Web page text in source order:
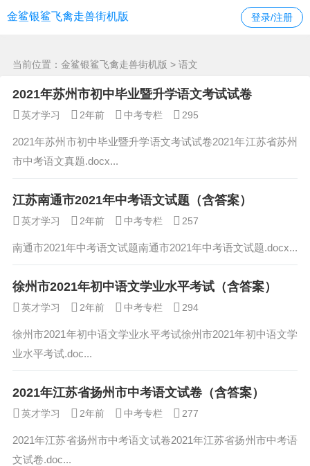
金鲨银鲨飞禽走兽街机版
登录/注册
当前位置： 金鲨银鲨飞禽走兽街机版 > 语文
2021年苏州市初中毕业暨升学语文考试试卷
英才学习 2年前 中考专栏 295
2021年苏州市初中毕业暨升学语文考试试卷2021年江苏省苏州
市中考语文真题.docx...
江苏南通市2021年中考语文试题（含答案）
英才学习 2年前 中考专栏 257
南通市2021年中考语文试题南通市2021年中考语文试题.docx...
徐州市2021年初中语文学业水平考试（含答案）
英才学习 2年前 中考专栏 294
徐州市2021年初中语文学业水平考试徐州市2021年初中语文学
业水平考试.doc...
2021年江苏省扬州市中考语文试卷（含答案）
英才学习 2年前 中考专栏 277
2021年江苏省扬州市中考语文试卷2021年江苏省扬州市中考语
文试卷.doc...